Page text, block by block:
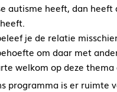
autisme heeft, dan
je de relatie
om daar met
welkom op deze thema
programma is er ruimte